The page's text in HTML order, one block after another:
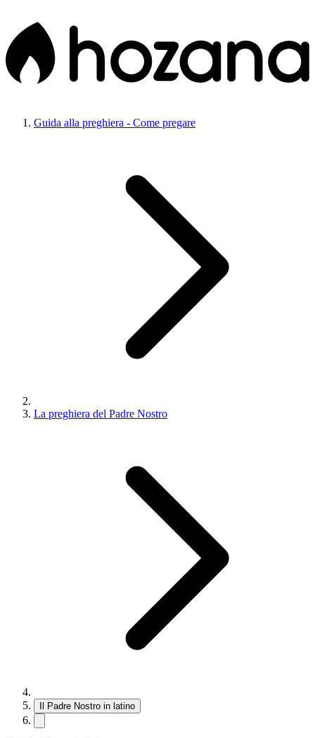
Guida alla preghiera - Come pregare
La preghiera del Padre Nostro
Il Padre Nostro in latino